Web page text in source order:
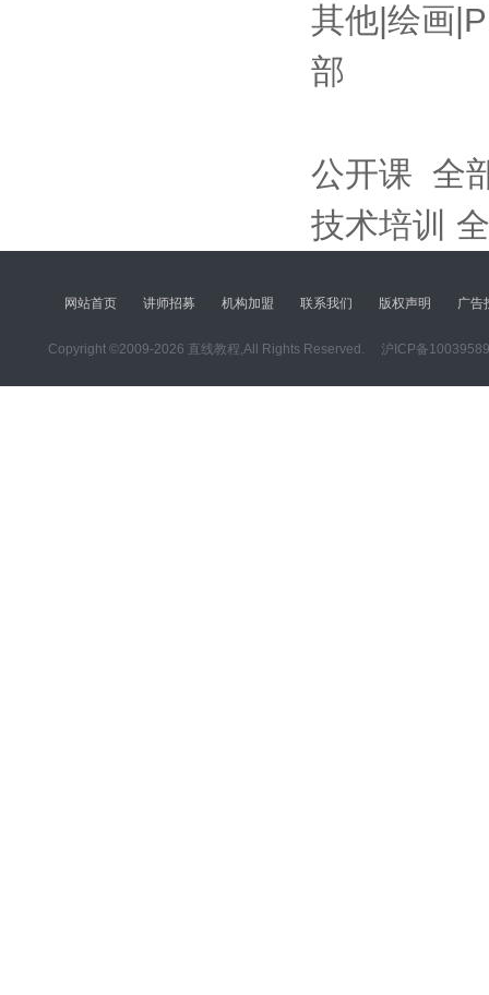
其他 绘画
部
公开课 全
技术培训
网站首页 讲师招募 机构加盟 联系我们 版权声明 广告
Copyright ©2009-2026 直线教程,All Rights Reserved. 沪ICP备